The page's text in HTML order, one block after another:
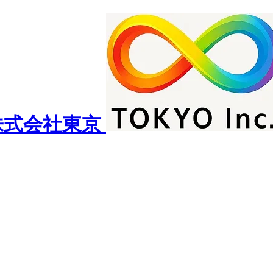
会社東京